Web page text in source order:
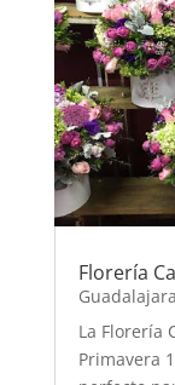
Florería
Guadalajara
La Florería
Primavera